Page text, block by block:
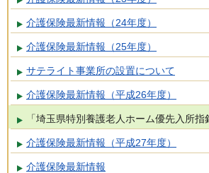
介護保険最新情報（24年度）
介護保険最新情報（25年度）
サテライト事業所の設置について
介護保険最新情報（平成26年度）
「埼玉県特別養護老人ホーム優先入所
介護保険最新情報（平成27年度）
介護保険最新情報